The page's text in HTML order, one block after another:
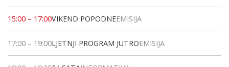
15:00 – 17:00VIKEND POPODNEEMISIJA
17:00 – 19:00LJETNJI PROGRAM JUTROEMISIJA